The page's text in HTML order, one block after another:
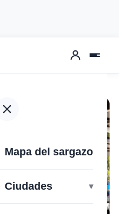
Mapa del sargazo
Ciudades